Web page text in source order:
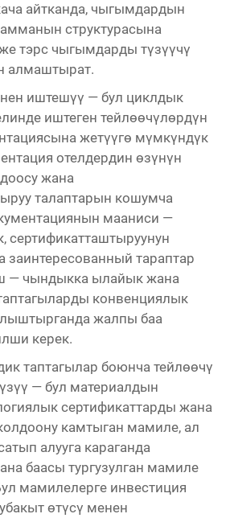
айтканда, чыгымдардын
структурасына
тэрс чыгымдарды түзүүчү
алмаштырат.
иштешүү — бул циклдык
иштеген тейлөөчүлөрдүн
жетүүгө мүмкүндүк
отелдердин өзүнүн
жана
талаптарын кошумча
мааниси —
сертификатташтыруунун
тараптар
— чындыкка ылайык жана
конвенциялык
жалпы баа
керек.
таптагылар боюнча тейлөөчү
— бул материалдын
сертификаттарды жана
камтыган мамиле, ал
алууга караганда
баасы тургузулган мамиле
мамилелерге инвестиция
өтүсү менен